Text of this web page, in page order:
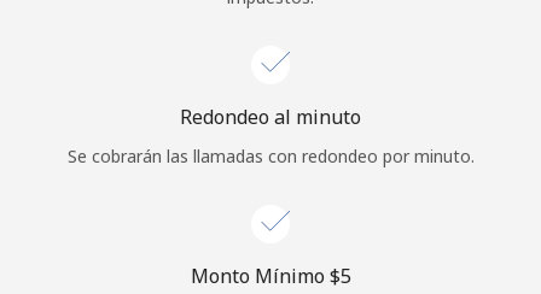
Iniciar Sesión
Redondeo al minuto
Se cobrarán las llamadas con redondeo por minuto.
Monto Mínimo ⁦$5⁩